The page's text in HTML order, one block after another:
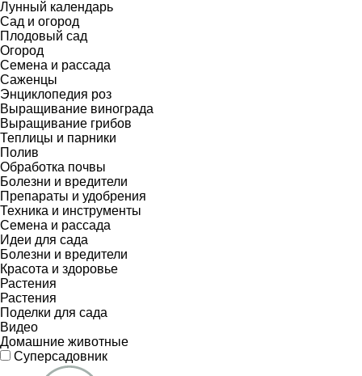
Лунный календарь
Сад и огород
Плодовый сад
Огород
Семена и рассада
Саженцы
Энциклопедия роз
Выращивание винограда
Выращивание грибов
Теплицы и парники
Полив
Обработка почвы
Болезни и вредители
Препараты и удобрения
Техника и инструменты
Семена и рассада
Идеи для сада
Болезни и вредители
Красота и здоровье
Растения
Растения
Поделки для сада
Видео
Домашние животные
Суперсадовник